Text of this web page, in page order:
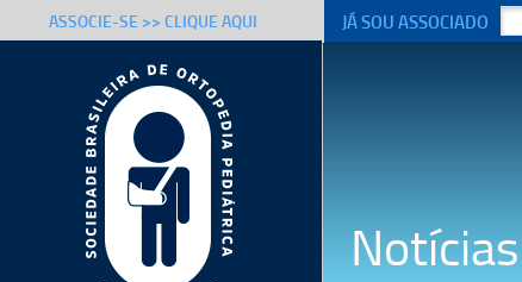
ASSOCIE-SE >> CLIQUE AQUI JÁ SOU ASSOCIADO
Notícias